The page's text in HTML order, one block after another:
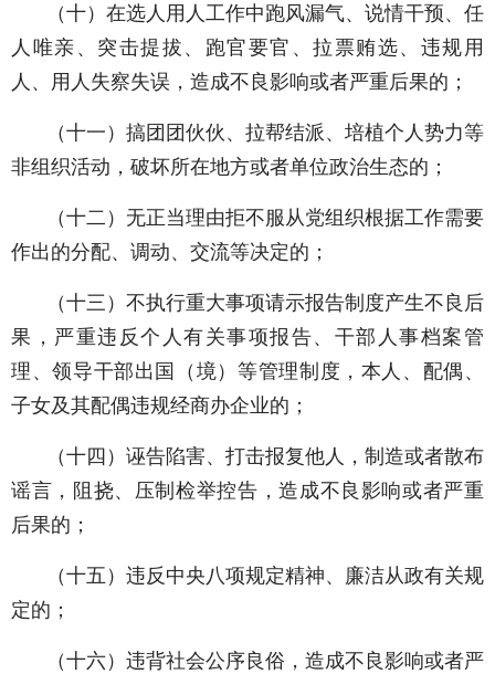
（十）在选人用人工作中跑风漏气、说情干预、任
人唯亲、突击提拔、跑官要官、拉票贿选、违规用
人、用人失察失误，造成不良影响或者严重后果的；
（十一）搞团团伙伙、拉帮结派、培植个人势力等
非组织活动，破坏所在地方或者单位政治生态的；
（十二）无正当理由拒不服从党组织根据工作需要
作出的分配、调动、交流等决定的；
（十三）不执行重大事项请示报告制度产生不良后
果，严重违反个人有关事项报告、干部人事档案管
理、领导干部出国（境）等管理制度，本人、配偶、
子女及其配偶违规经商办企业的；
（十四）诬告陷害、打击报复他人，制造或者散布
谣言，阻挠、压制检举控告，造成不良影响或者严重
后果的；
（十五）违反中央八项规定精神、廉洁从政有关规
定的；
（十六）违背社会公序良俗，造成不良影响或者严